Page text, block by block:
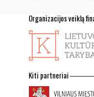
Organizacijos veiklą
Kiti partneriai